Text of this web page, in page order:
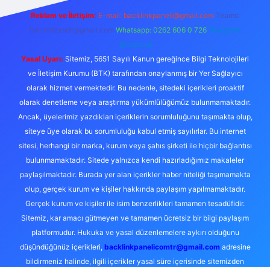
Reklam ve İletişim: E-mail: backlinkpaneli@gmail.com Teams:
forumhizmeti@gmail.com Whatsapp: 0262 606 0 726 Telegram:
@karabul
Yasal Uyarı: Sitemiz, 5651 Sayılı Kanun gereğince Bilgi Teknolojileri
ve İletişim Kurumu (BTK) tarafından onaylanmış bir Yer Sağlayıcı
olarak hizmet vermektedir. Bu nedenle, sitedeki içerikleri proaktif
olarak denetleme veya araştırma yükümlülüğümüz bulunmamaktadır.
Ancak, üyelerimiz yazdıkları içeriklerin sorumluluğunu taşımakta olup,
siteye üye olarak bu sorumluluğu kabul etmiş sayılırlar. Bu internet
sitesi, herhangi bir marka, kurum veya şahıs şirketi ile hiçbir bağlantısı
bulunmamaktadır. Sitede yalnızca kendi hazırladığımız makaleler
paylaşılmaktadır. Burada yer alan içerikler haber niteliği taşımamakta
olup, gerçek kurum ve kişiler hakkında paylaşım yapılmamaktadır.
Gerçek kurum ve kişiler ile isim benzerlikleri tamamen tesadüfidir.
Sitemiz, kar amacı gütmeyen ve tamamen ücretsiz bir bilgi paylaşım
platformudur. Hukuka ve yasal düzenlemelere aykırı olduğunu
düşündüğünüz içerikleri, backlinkpanelicomtr@gmail.comadresine
bildirmeniz halinde, ilgili içerikler yasal süre içerisinde sitemizden